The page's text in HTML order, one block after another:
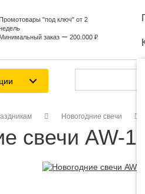
Промотовары "под ключ" от 2
Минимальный заказ ー 200.000 ₽
Новогодние свечи
свечи AW-